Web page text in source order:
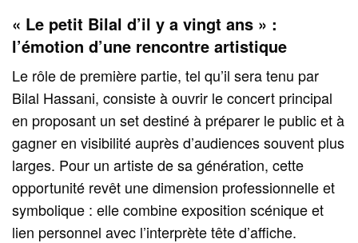
« Le petit Bilal d’il y a vingt ans » :
l’émotion d’une rencontre artistique
Le rôle de première partie, tel qu’il sera tenu par
Bilal Hassani, consiste à ouvrir le concert principal
en proposant un set destiné à préparer le public et à
gagner en visibilité auprès d’audiences souvent plus
larges. Pour un artiste de sa génération, cette
opportunité revêt une dimension professionnelle et
symbolique : elle combine exposition scénique et
lien personnel avec l’interprète tête d’affiche.